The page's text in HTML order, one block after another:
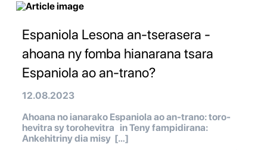
Espaniola Lesona an-tserasera -
ahoana ny fomba hianarana tsara
Espaniola ao an-trano?
12.08.2023
Ahoana no ianarako Espaniola ao an-trano: toro-
hevitra sy torohevitra in Teny fampidirana:
Ankehitriny dia misy […]